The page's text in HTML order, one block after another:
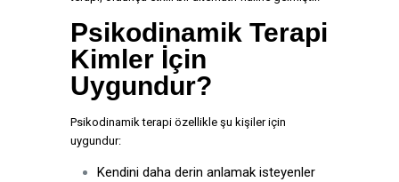
Psikodinamik Terapi
Kimler İçin
Uygundur?
Psikodinamik terapi özellikle şu kişiler için
uygundur:
Kendini daha derin anlamak isteyenler